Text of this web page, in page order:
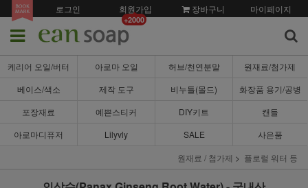
로그인 회원가입
+2000
장바구니 마이페이지
케리어 오일/버터 아로마 오일 허브/천연분말
원재료/첨가제
베이스/색소
제작 도구 비누틀(몰드)
화장품 용기/공병
포장재료
예쁜스티커 DIY키트
캔들
아로마디퓨저
Lilyvly SALE
사은품
원재료 / 첨가제
플로럴 워터 등